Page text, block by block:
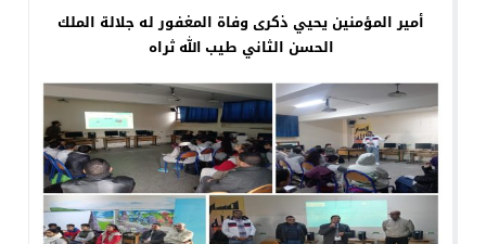
أمير المؤمنين يحيي ذكرى وفاة المغفور له جلالة الملك
الحسن الثاني طيب الله ثراه